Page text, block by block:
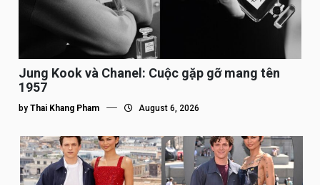
Jung Kook và Chanel: Cuộc gặp gỡ mang tên
1957
by Thai Khang Pham August 6, 2026